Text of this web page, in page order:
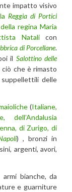
impatto visivo
Reggia di Portici
regina Maria
Natalicon
di Porcellane.
il Salottino delle
che è rimasto
delle
(Italiane,
dell’Andalusia
di Zurigo, di
) , bronzi in
argenti, avori,
bianche, da
e guarniture